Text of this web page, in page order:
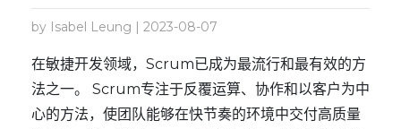
by Isabel Leung | 2023-08-07
在敏捷开发领域，Scrum已成为最流行和最有效的方
法之一。 Scrum专注于反覆运算、协作和以客户为中
心的方法，使团队能够在快节奏的环境中交付高质量